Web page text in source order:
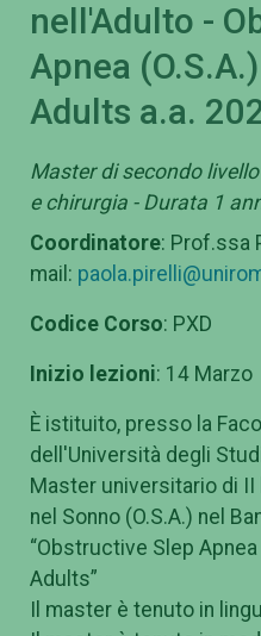
nell'Adulto -
Apnea
Adults a.a.
Master di secondo
e chirurgia - Durata 1
Coordinatore: Prof.ssa
mail:
Codice Corso: PXD
Inizio lezioni: 14 Marzo
È istituito, presso la
dell'Università degli Studi
Master universitario di II
nel Sonno (O.S.A.) nel
“Obstructive Slep Apnea
Adults”
Il master è tenuto in